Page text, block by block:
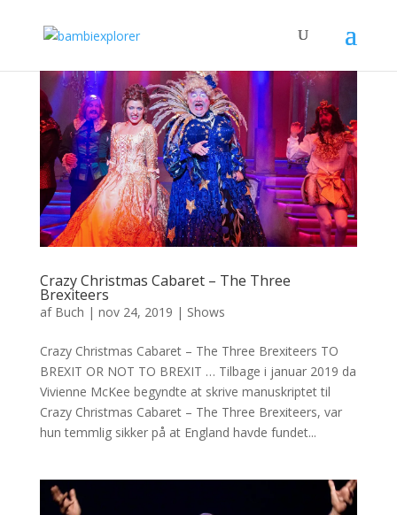
Crazy Christmas Cabaret – The Three
Brexiteers
af Buch | nov 24, 2019 | Shows
Crazy Christmas Cabaret – The Three Brexiteers TO
BREXIT OR NOT TO BREXIT … Tilbage i januar 2019 da
Vivienne McKee begyndte at skrive manuskriptet til
Crazy Christmas Cabaret – The Three Brexiteers, var
hun temmlig sikker på at England havde fundet...